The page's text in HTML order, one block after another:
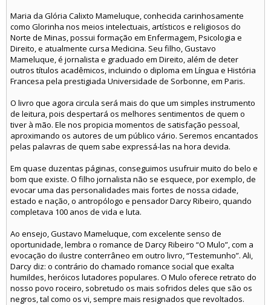
Maria da Glória Calixto Mameluque, conhecida carinhosamente
como Glorinha nos meios intelectuais, artísticos e religiosos do
Norte de Minas, possui formação em Enfermagem, Psicologia e
Direito, e atualmente cursa Medicina. Seu filho, Gustavo
Mameluque, é jornalista e graduado em Direito, além de deter
outros títulos acadêmicos, incluindo o diploma em Língua e História
Francesa pela prestigiada Universidade de Sorbonne, em Paris.
O livro que agora circula será mais do que um simples instrumento
de leitura, pois despertará os melhores sentimentos de quem o
tiver à mão. Ele nos propicia momentos de satisfação pessoal,
aproximando os autores de um público vário. Seremos encantados
pelas palavras de quem sabe expressá-las na hora devida.
Em quase duzentas páginas, conseguimos usufruir muito do belo e
bom que existe. O filho jornalista não se esquece, por exemplo, de
evocar uma das personalidades mais fortes de nossa cidade,
estado e nação, o antropólogo e pensador Darcy Ribeiro, quando
completava 100 anos de vida e luta.
Ao ensejo, Gustavo Mameluque, com excelente senso de
oportunidade, lembra o romance de Darcy Ribeiro “O Mulo”, com a
evocação do ilustre conterrâneo em outro livro, “Testemunho”. Ali,
Darcy diz: o contrário do chamado romance social que exalta
humildes, heróicos lutadores populares. O Mulo oferece retrato do
nosso povo roceiro, sobretudo os mais sofridos deles que são os
negros, tal como os vi, sempre mais resignados que revoltados.